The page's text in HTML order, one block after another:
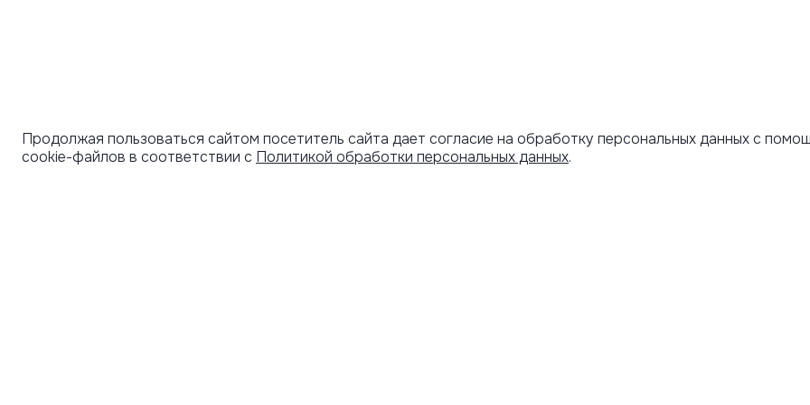
Продолжая пользоваться сайтом посетитель сайта дает согласие на обработку персональных данных с
cookie-файлов в соответствии с Политикой обработки персональных данных.